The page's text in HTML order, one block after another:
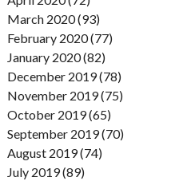
March 2020 (93)
February 2020 (77)
January 2020 (82)
December 2019 (78)
November 2019 (75)
October 2019 (65)
September 2019 (70)
August 2019 (74)
July 2019 (89)